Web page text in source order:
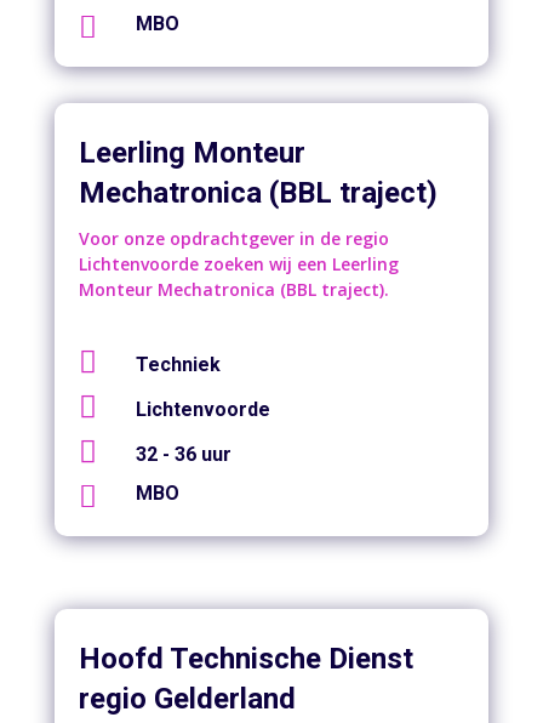
 MBO
Leerling Monteur
Mechatronica (BBL traject)
Voor onze opdrachtgever in de regio
Lichtenvoorde zoeken wij een Leerling
Monteur Mechatronica (BBL traject).
 Techniek
 Lichtenvoorde
 32 - 36 uur
 MBO
Hoofd Technische Dienst
regio Gelderland